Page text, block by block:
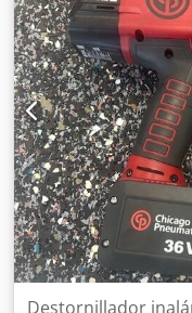
de tornillo Dedpfovxu
esfuerzo de torsión:
de ralentí: 2000 min-1
Destornillador